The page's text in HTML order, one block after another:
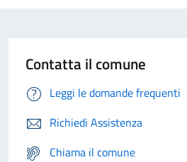
Contatta il comune
Leggi le domande frequenti
Richiedi Assistenza
Chiama il comune